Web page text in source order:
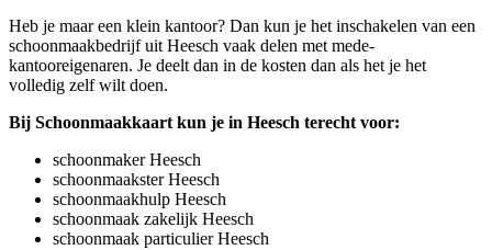
Heb je maar een klein kantoor? Dan kun je het inschakelen van een
schoonmaakbedrijf uit Heesch vaak delen met mede-
kantooreigenaren. Je deelt dan in de kosten dan als het je het
volledig zelf wilt doen.
Bij Schoonmaakkaart kun je in Heesch terecht voor:
schoonmaker Heesch
schoonmaakster Heesch
schoonmaakhulp Heesch
schoonmaak zakelijk Heesch
schoonmaak particulier Heesch